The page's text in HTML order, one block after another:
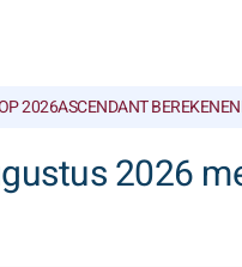
2026ASCENDANT BEREKENEN
2026